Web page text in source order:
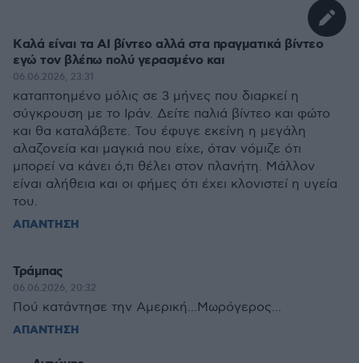
Kαλά είναι τα ΑΙ βίντεο αλλά στα πραγματικά βίντεο
εγώ τον βλέπω πολύ γερασμένο και
06.06.2026, 23:31
καταπτοημένο μόλις σε 3 μήνες που διαρκεί η
σύγκρουση με το Ιράν. Δείτε παλιά βίντεο και φώτο
και θα καταλάβετε. Του έφυγε εκείνη η μεγάλη
αλαζονεία και μαγκιά που είχε, όταν νόμιζε ότι
μπορεί να κάνει ό,τι θέλει στον πλανήτη. Μάλλον
είναι αλήθεια και οι φήμες ότι έχει κλονιστεί η υγεία
του.
ΑΠΑΝΤΗΣΗ
Τράμπας
06.06.2026, 20:32
Πού κατάντησε την Αμερική...Μωρόγερος...
ΑΠΑΝΤΗΣΗ